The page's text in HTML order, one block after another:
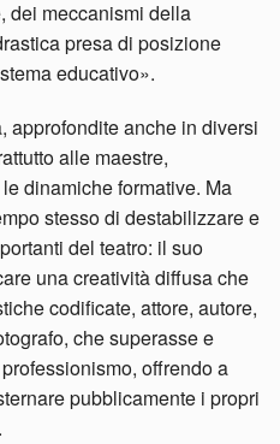
dei meccanismi della
presa di posizione
educativo».
approfondite anche in diversi
alle maestre,
dinamiche formative. Ma
stesso di destabilizzare e
del teatro: il suo
una creatività diffusa che
codificate, attore, autore,
che superasse e
offrendo a
pubblicamente i propri